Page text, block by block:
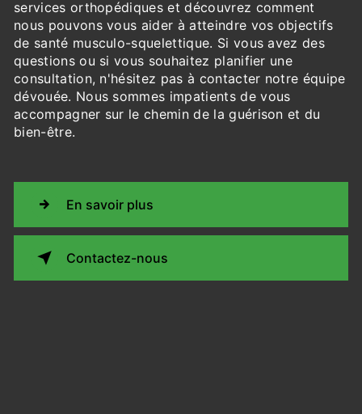
services orthopédiques et découvrez comment
nous pouvons vous aider à atteindre vos objectifs
de santé musculo-squelettique. Si vous avez des
questions ou si vous souhaitez planifier une
consultation, n'hésitez pas à contacter notre équipe
dévouée. Nous sommes impatients de vous
accompagner sur le chemin de la guérison et du
bien-être.
En savoir plus
Contactez-nous